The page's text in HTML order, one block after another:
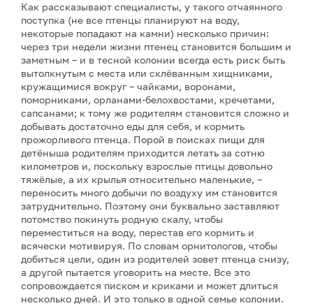
Как рассказывают специалисты, у такого отчаянного
поступка (не все птенцы планируют на воду,
некоторые попадают на камни) несколько причин:
через три недели жизни птенец становится большим и
заметным – и в тесной колонии всегда есть риск быть
вытолкнутым с места или склёванным хищниками,
кружащимися вокруг – чайками, воронами,
поморниками, орланами-белохвостами, кречетами,
сапсанами; к тому же родителям становится сложно и
добывать достаточно еды для себя, и кормить
прожорливого птенца. Порой в поисках пищи для
детёныша родителям приходится летать за сотню
километров и, поскольку взрослые птицы довольно
тяжёлые, а их крылья относительно маленькие, –
переносить много добычи по воздуху им становится
затруднительно. Поэтому они буквально заставляют
потомство покинуть родную скалу, чтобы
переместиться на воду, перестав его кормить и
всячески мотивируя. По словам орнитологов, чтобы
добиться цели, один из родителей зовет птенца снизу,
а другой пытается уговорить на месте. Все это
сопровождается писком и криками и может длиться
несколько дней. И это только в одной семье колонии.